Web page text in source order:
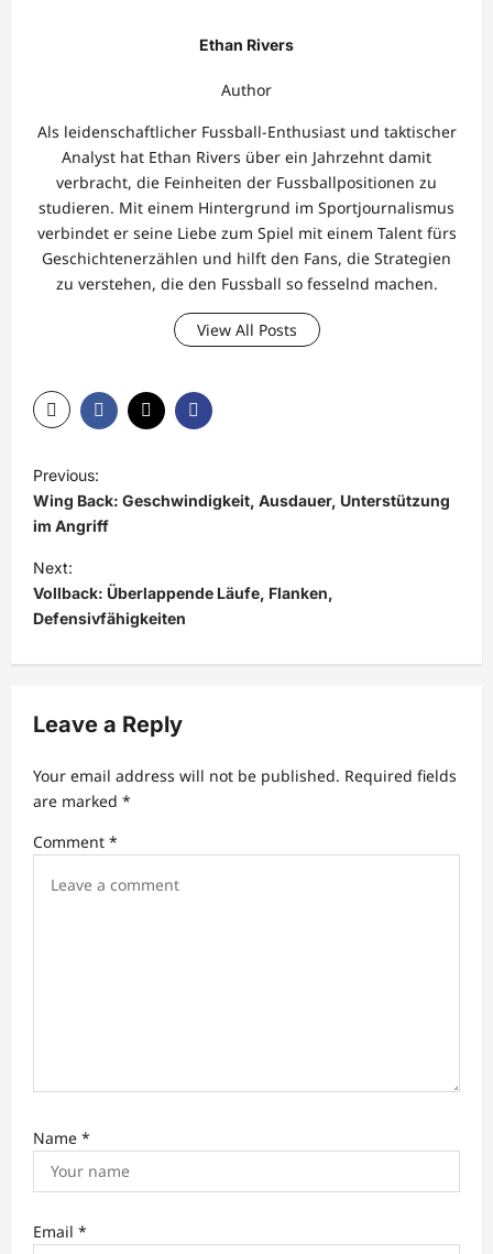
Ethan Rivers
Author
Als leidenschaftlicher Fussball-Enthusiast und taktischer
Analyst hat Ethan Rivers über ein Jahrzehnt damit
verbracht, die Feinheiten der Fussballpositionen zu
studieren. Mit einem Hintergrund im Sportjournalismus
verbindet er seine Liebe zum Spiel mit einem Talent fürs
Geschichtenerzählen und hilft den Fans, die Strategien
zu verstehen, die den Fussball so fesselnd machen.
View All Posts
o
s
t
n
a
v
g
a
t
i
Previous:
Wing Back: Geschwindigkeit, Ausdauer, Unterstützung
im Angriff
Next:
Vollback: Überlappende Läufe, Flanken,
Defensivfähigkeiten
Leave a Reply
Your email address will not be published. Required fields
are marked *
Comment *
Name *
Email *